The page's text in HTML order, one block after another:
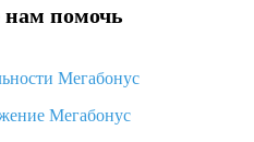
просит ввести паспортные
посылка с Алиэкспресс
когда вернут деньги?
нам помочь
Мегабонус
Мегабонус